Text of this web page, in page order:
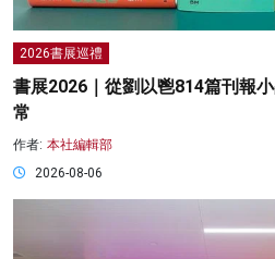
2026書展巡禮
書展2026｜從劉以鬯814篇刊報
常
作者: 本社編輯部
2026-08-06